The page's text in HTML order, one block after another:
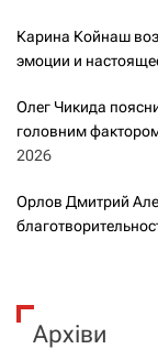
Карина Койнаш
эмоции и
Олег Чикида
головним
2026
Орлов Дмитрий
Архіви